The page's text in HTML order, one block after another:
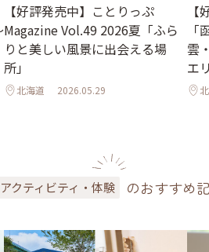
【好評発売中】ことりっぷ
Magazine Vol.49 2026夏「ふら
りと美しい風景に出会える場
所」
北海道 2026.05.29
雲
エ
♪
アクティビティ・体験 のおすすめ